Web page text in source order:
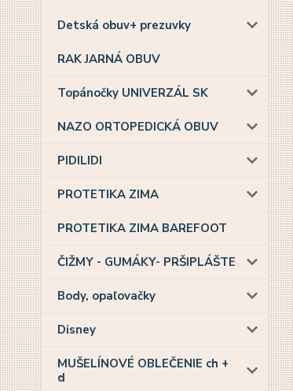
Detská obuv+ prezuvky
RAK JARNÁ OBUV
Topánočky UNIVERZÁL SK
NAZO ORTOPEDICKÁ OBUV
PIDILIDI
PROTETIKA ZIMA
PROTETIKA ZIMA BAREFOOT
ČIŽMY - GUMÁKY- PRŠIPLÁŠTE
Body, opaľovačky
Disney
MUŠELÍNOVÉ OBLEČENIE ch +
d